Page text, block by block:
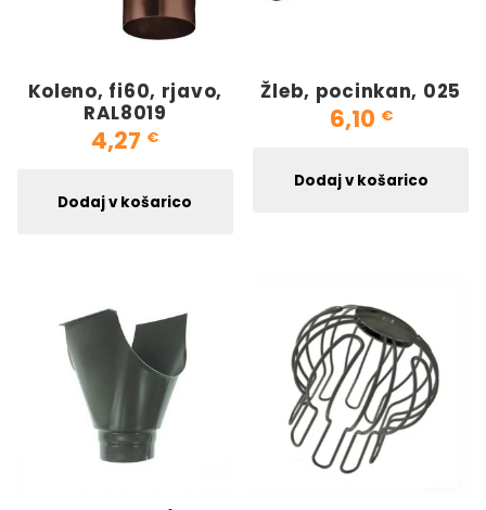
Koleno, fi60, rjavo,
RAL8019
4,27 €
Dodaj v košarico
Žleb, pocinkan, 025
6,10 €
Dodaj v košarico